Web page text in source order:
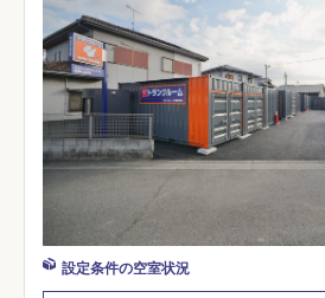
設定条件の空室状況